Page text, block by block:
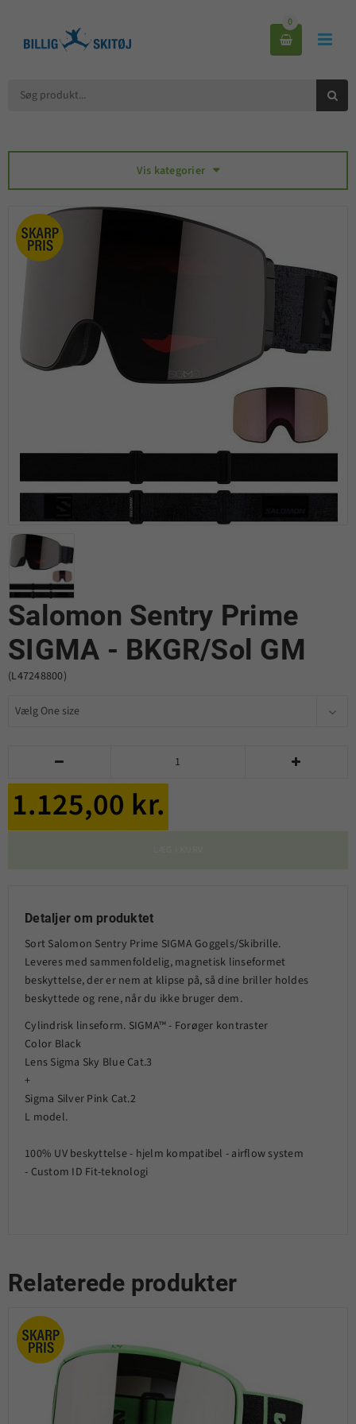


0

Vis kategorier 
Salomon Sentry Prime
SIGMA - BKGR/Sol GM
(L47248800)
 
1.125,00 kr.
Detaljer om produktet
Sort Salomon Sentry Prime SIGMA Goggels/Skibrille.
Leveres med sammenfoldelig, magnetisk linseformet
beskyttelse, der er nem at klipse på, så dine briller holdes
beskyttede og rene, når du ikke bruger dem.
Cylindrisk linseform. SIGMA™ - Forøger kontraster
Color Black
Lens Sigma Sky Blue Cat.3
+
Sigma Silver Pink Cat.2
L model.
100% UV beskyttelse - hjelm kompatibel - airflow system
- Custom ID Fit-teknologi
Relaterede produkter